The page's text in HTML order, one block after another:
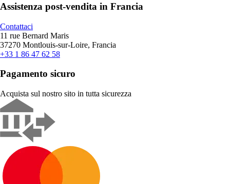
Assistenza post-vendita in Francia
Contattaci
11 rue Bernard Maris
37270 Montlouis-sur-Loire, Francia
+33 1 86 47 62 58
Pagamento sicuro
Acquista sul nostro sito in tutta sicurezza